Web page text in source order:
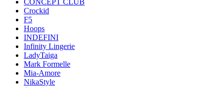
CONCEPT CLUB
Crockid
F5
Hoops
INDEFINI
Infinity Lingerie
LadyTaiga
Mark Formelle
Mia-Amore
NikaStyle